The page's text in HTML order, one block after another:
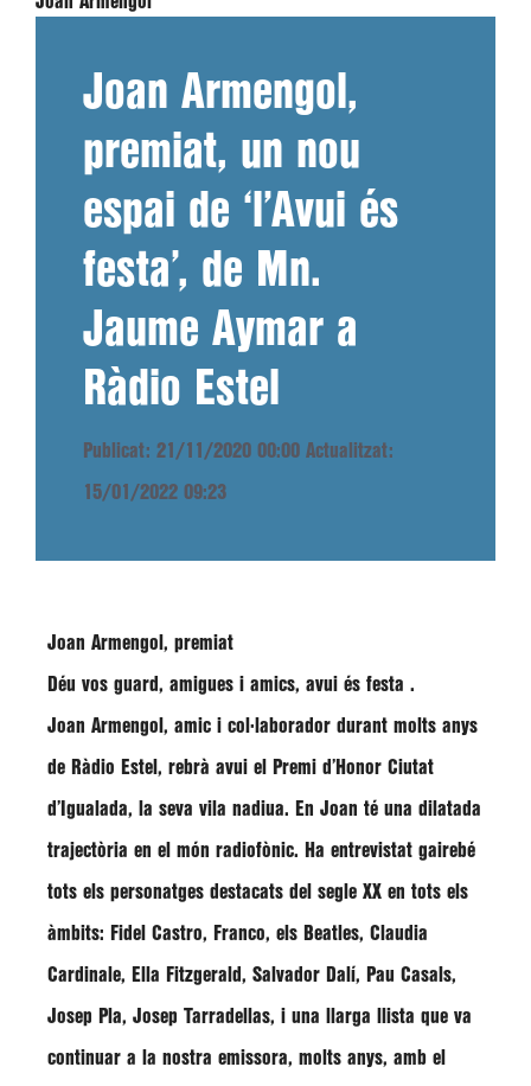
Joan Armengol,
premiat, un nou
espai de ‘l’Avui és
festa’, de Mn.
Jaume Aymar a
Ràdio Estel
Publicat: 21/11/2020 00:00 Actualitzat:
15/01/2022 09:23
Joan Armengol, premiat
Déu vos guard, amigues i amics, avui és festa .
Joan Armengol , amic i col·laborador durant molts anys
de Ràdio Estel, rebrà avui el Premi d’Honor Ciutat
d’Igualada, la seva vila nadiua. En Joan té una dilatada
trajectòria en el món radiofònic. Ha entrevistat gairebé
tots els personatges destacats del segle XX en tots els
àmbits: Fidel Castro, Franco, els Beatles, Claudia
Cardinale, Ella Fitzgerald, Salvador Dalí, Pau Casals,
Josep Pla, Josep Tarradellas, i una llarga llista que va
continuar a la nostra emissora, molts anys, amb el